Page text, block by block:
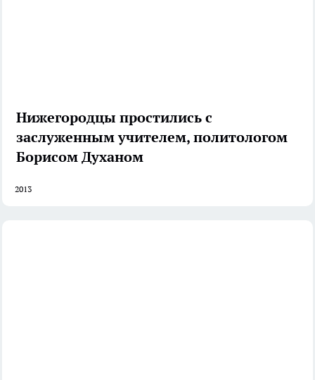
Нижегородцы простились с
заслуженным учителем, политологом
Борисом Духаном
2013